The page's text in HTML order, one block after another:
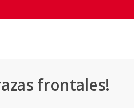
frontales!